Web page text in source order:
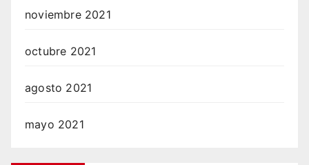
noviembre 2021
octubre 2021
agosto 2021
mayo 2021